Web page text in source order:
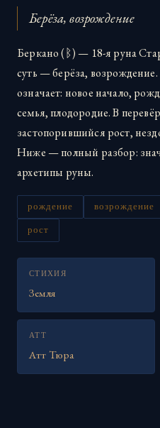
Берёза, возрождение
Беркано (ᛒ) — 18-я руна
суть — берёза,
означает: новое начало,
семья, плодородие. В
застопорившийся рост,
Ниже — полный разбор:
архетипы руны.
рождение возрождение
рост
СТИХИЯ
Земля
АТТ
Атт Тюра